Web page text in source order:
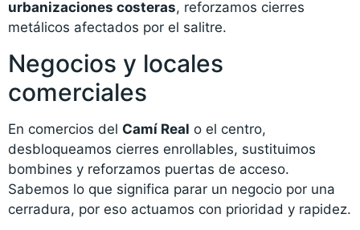
urbanizaciones costeras, reforzamos cierres
metálicos afectados por el salitre.
Negocios y locales
comerciales
En comercios del Camí Real o el centro,
desbloqueamos cierres enrollables, sustituimos
bombines y reforzamos puertas de acceso.
Sabemos lo que significa parar un negocio por una
cerradura, por eso actuamos con prioridad y rapidez.